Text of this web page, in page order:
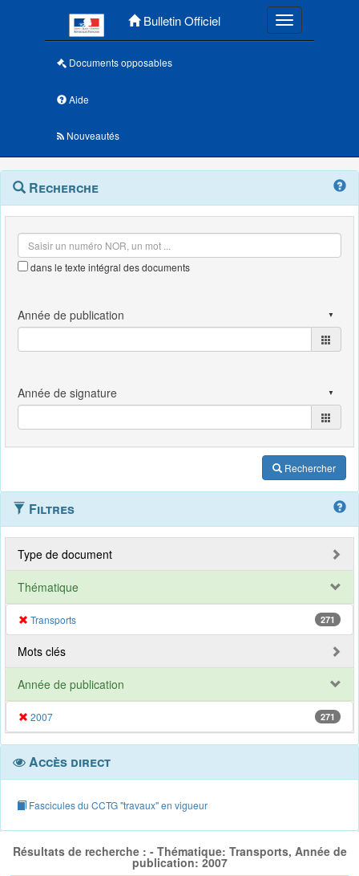
Bulletin Officiel Toggle
Documents opposables
Aide
Nouveautés
Navigation
outils
Menu
contextuel
Recherche
dans le texte intégral des documents
Rechercher
Filtres
Type de document
Thématique
Transports 271
Mots clés
Année de publication
2007 271
Accès direct
Fascicules du CCTG "travaux" en vigueur
Résultats de recherche : - Thématique: Transports, Année de
publication: 2007